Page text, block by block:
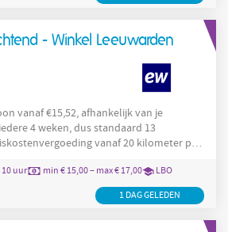
van 's Heeren Loo De
- Winkel Leeuwarden
in mei
uren en 5% eindejaarsuitkering 26
fulltime dienstverband en een extra vrije
10 uur min € 15,00 – max € 17,00 LBO
1 DAG GELEDEN